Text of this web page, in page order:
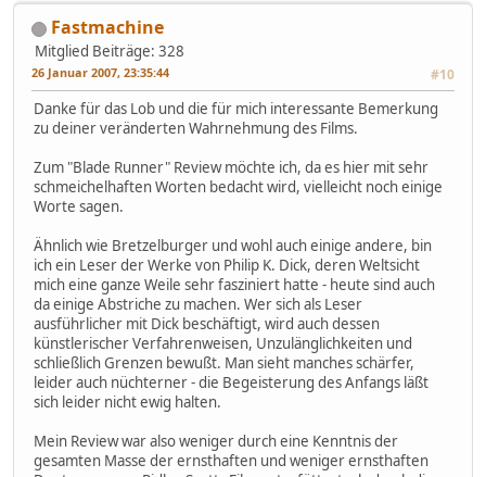
Fastmachine
Mitglied Beiträge: 328
26 Januar 2007, 23:35:44 #10
Danke für das Lob und die für mich interessante Bemerkung
zu deiner veränderten Wahrnehmung des Films.
Zum "Blade Runner" Review möchte ich, da es hier mit sehr
schmeichelhaften Worten bedacht wird, vielleicht noch einige
Worte sagen.
Ähnlich wie Bretzelburger und wohl auch einige andere, bin
ich ein Leser der Werke von Philip K. Dick, deren Weltsicht
mich eine ganze Weile sehr fasziniert hatte - heute sind auch
da einige Abstriche zu machen. Wer sich als Leser
ausführlicher mit Dick beschäftigt, wird auch dessen
künstlerischer Verfahrenweisen, Unzulänglichkeiten und
schließlich Grenzen bewußt. Man sieht manches schärfer,
leider auch nüchterner - die Begeisterung des Anfangs läßt
sich leider nicht ewig halten.
Mein Review war also weniger durch eine Kenntnis der
gesamten Masse der ernsthaften und weniger ernsthaften